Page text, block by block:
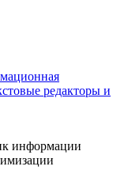
редакторы и
информации